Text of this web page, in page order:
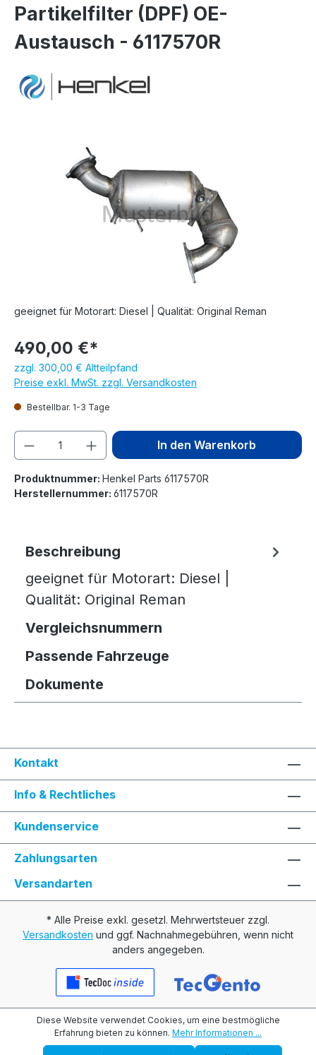
Partikelfilter (DPF) OE-
Austausch - 6117570R
geeignet für Motorart: Diesel | Qualität: Original Reman
490,00 €*
zzgl. 300,00 € Altteilpfand
Preise exkl. MwSt. zzgl. Versandkosten
Bestellbar. 1-3 Tage
Produkt Anzahl: Gib denIn den Warenkorb
Produktnummer: Henkel Parts 6117570R
Herstellernummer: 6117570R
Beschreibung
geeignet für Motorart: Diesel |
Qualität: Original Reman
Vergleichsnummern
Passende Fahrzeuge
Dokumente
Kontakt
Info & Rechtliches
Kundenservice
Zahlungsarten
Versandarten
* Alle Preise exkl. gesetzl. Mehrwertsteuer zzgl.
Versandkosten und ggf. Nachnahmegebühren, wenn nicht
anders angegeben.
Diese Website verwendet Cookies, um eine bestmögliche
Erfahrung bieten zu können. Mehr Informationen ...